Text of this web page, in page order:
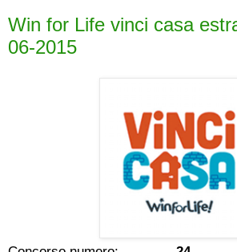
Win for Life vinci casa
06-2015